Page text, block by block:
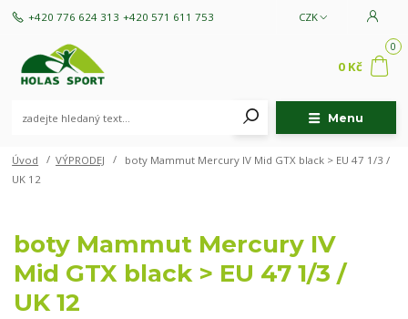
Menu
CZK
+420 776 624 313 +420 571 611 753
0
0 Kč
Úvod VÝPRODEJ
boty Mammut Mercury IV Mid GTX black > EU 47 1/3 /
UK 12
boty Mammut Mercury IV
Mid GTX black > EU 47 1/3 /
UK 12